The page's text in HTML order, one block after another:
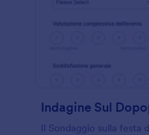
Indagine Sul
Il Sondaggio sulla festa